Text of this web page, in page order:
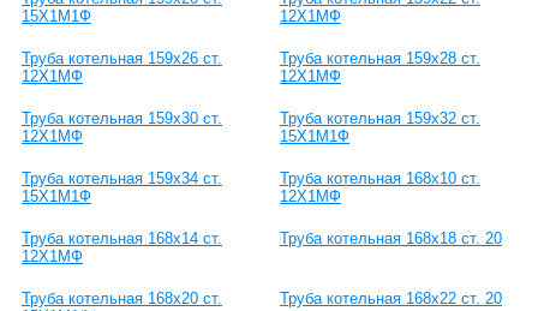
15Х1М1Ф
12Х1МФ
Труба котельная 159х26 ст.
12Х1МФ
Труба котельная 159х28 ст.
12Х1МФ
Труба котельная 159х30 ст.
12Х1МФ
Труба котельная 159х32 ст.
15Х1М1Ф
Труба котельная 159х34 ст.
15Х1М1Ф
Труба котельная 168х10 ст.
12Х1МФ
Труба котельная 168х14 ст.
12Х1МФ
Труба котельная 168х18 ст. 20
Труба котельная 168х20 ст.
Труба котельная 168х22 ст. 20